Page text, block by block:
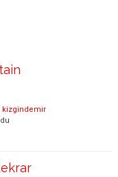
kizgindemir